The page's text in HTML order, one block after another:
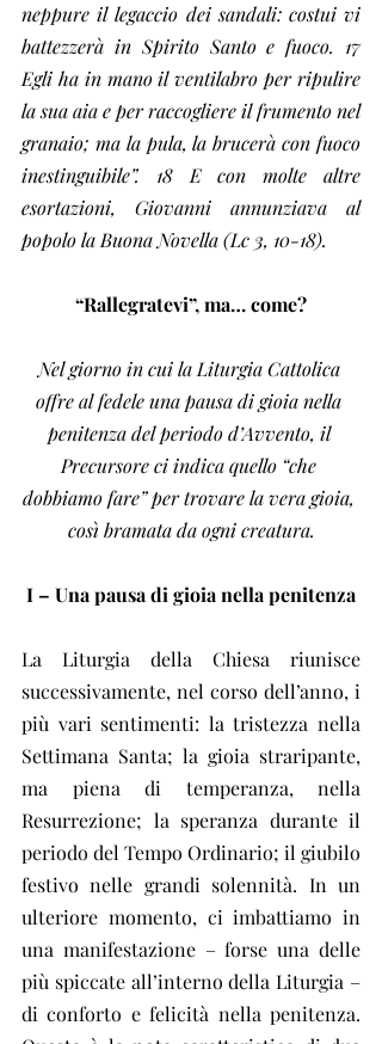
neppure il legaccio dei sandali: costui vi
battezzerà in Spirito Santo e fuoco. 17
Egli ha in mano il ventilabro per ripulire
la sua aia e per raccogliere il frumento nel
granaio; ma la pula, la brucerà con fuoco
inestinguibile”. 18 E con molte altre
esortazioni, Giovanni annunziava al
popolo la Buona Novella (Lc 3, 10-18).
“Rallegratevi”, ma… come?
Nel giorno in cui la Liturgia Cattolica
offre al fedele una pausa di gioia nella
penitenza del periodo d’Avvento, il
Precursore ci indica quello “che
dobbiamo fare” per trovare la vera gioia,
così bramata da ogni creatura.
I – Una pausa di gioia nella penitenza
La Liturgia della Chiesa riunisce
successivamente, nel corso dell’anno, i
più vari sentimenti: la tristezza nella
Settimana Santa; la gioia straripante,
ma piena di temperanza, nella
Resurrezione; la speranza durante il
periodo del Tempo Ordinario; il giubilo
festivo nelle grandi solennità. In un
ulteriore momento, ci imbattiamo in
una manifestazione – forse una delle
più spiccate all’interno della Liturgia –
di conforto e felicità nella penitenza.